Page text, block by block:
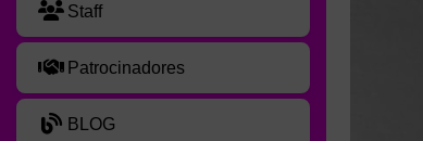
Staff
Patrocinadores
BLOG